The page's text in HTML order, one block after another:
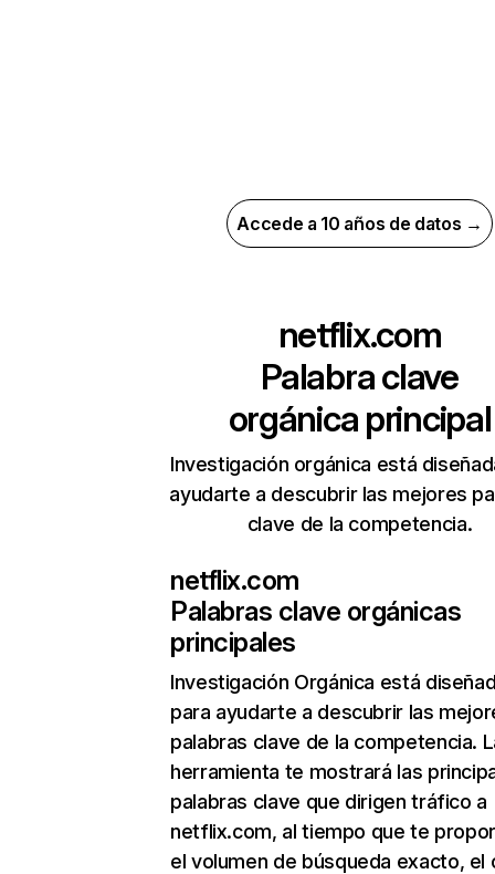
Accede a 10 años de datos →
netflix.com
Palabra clave
orgánica principal
Investigación orgánica está
ayudarte a descubrir las mejores
clave de la competencia.
netflix.com
Palabras clave orgánicas
principales
Investigación Orgánica está
para ayudarte a descubrir las
palabras clave de la competencia.
herramienta te mostrará las
palabras clave que dirigen tráfico a
netflix.com, al tiempo que te
el volumen de búsqueda exacto, el